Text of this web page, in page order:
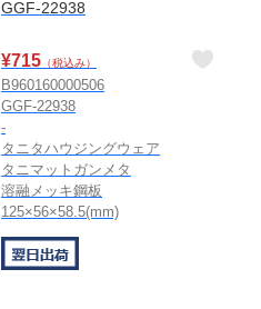
GGF-22938
¥715 （税込み）
B960160000506
GGF-22938
-
タニタハウジングウェア
タニマットガンメタ
溶融メッキ鋼板
125×56×58.5(mm)